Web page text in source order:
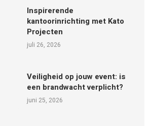
Inspirerende
kantoorinrichting met Kato
Projecten
juli 26, 2026
Veiligheid op jouw event: is
een brandwacht verplicht?
juni 25, 2026